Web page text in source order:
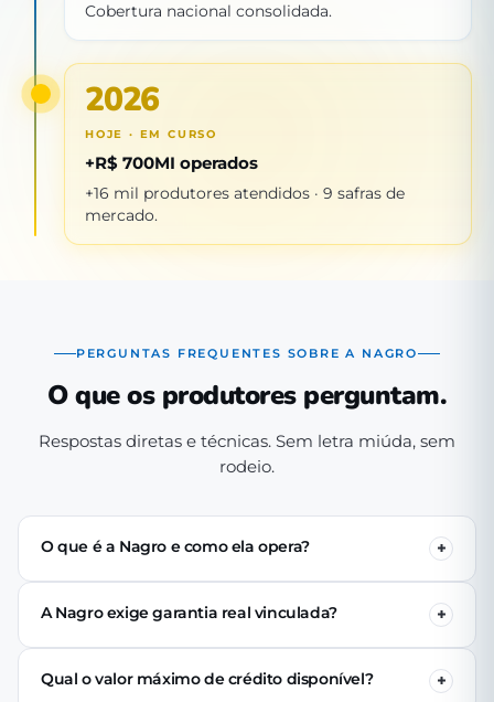
Cobertura nacional consolidada.
2026
HOJE · EM CURSO
+R$ 700MI operados
+16 mil produtores atendidos · 9 safras de
mercado.
PERGUNTAS FREQUENTES SOBRE A NAGRO
O que os produtores perguntam.
Respostas diretas e técnicas. Sem letra miúda, sem
rodeio.
O que é a Nagro e como ela opera?
A Nagro é uma Sociedade de Crédito Direto (SCD)
autorizada pelo Banco Central, especializada em crédito
se cadastra pelo app, passa pela análise técnica de perfil
produtivo e (se aprovado) recebe o crédito via PIX em até
A Nagro exige garantia real vinculada?
Não. Nenhuma linha de crédito da Nagro exige penhor
de terra, rebanho ou maquinário. A análise é baseada no
perfil produtivo do tomador — histórico, capacidade de
Qual o valor máximo de crédito disponível?